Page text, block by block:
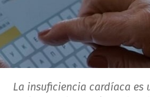
La insuficiencia cardíaca es